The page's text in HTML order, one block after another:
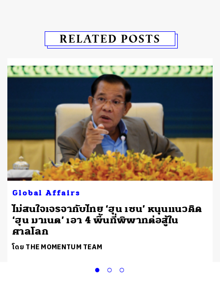
RELATED POSTS
Global Affairs
ไม่สนใจเจรจากับไทย ‘ฮุน เซน’ หนุนแนวคิด
‘ฮุน มาเนต’ เอา 4 พื้นที่พิพาทต่อสู้ใน
ศาลโลก
โดย THE MOMENTUM TEAM